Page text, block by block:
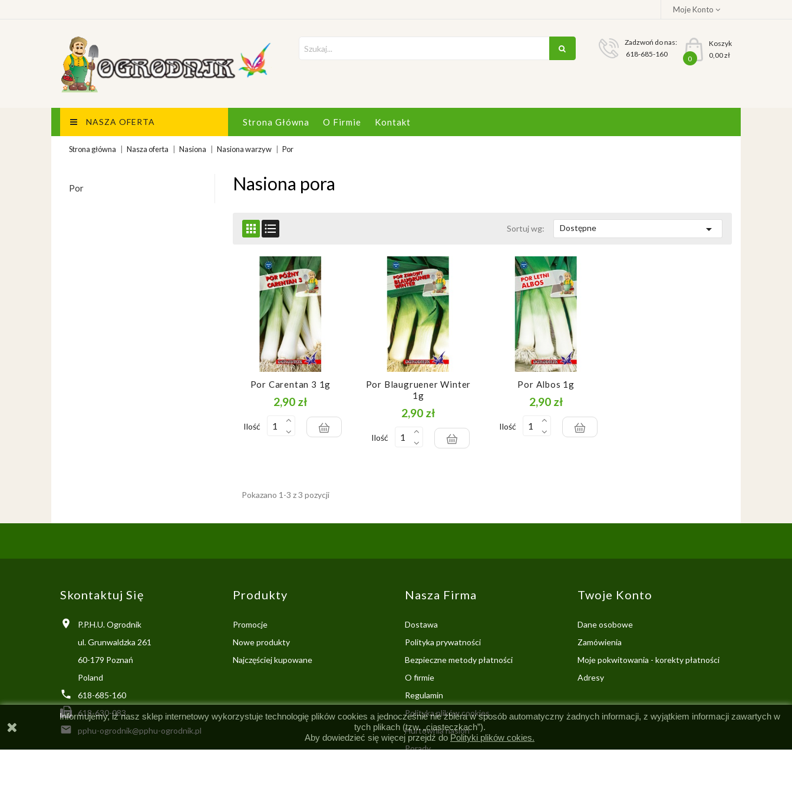
Moje Konto
Zadzwoń do nas:
618-685-160
Koszyk
0
0,00 zł
NASZA OFERTA Strona Główna O Firmie Kontakt
Strona główna Nasza oferta Nasiona Nasiona warzyw Por
Por Nasiona pora
  Sortuj wg: Dostępne 
Por Carentan 3 1g
2,90 złCena
Ilość
Por Blaugruener Winter
1g
2,90 złCena
Ilość
Por Albos 1g
2,90 złCena
Ilość
Pokazano 1-3 z 3 pozycji
Skontaktuj Się

P.P.H.U. Ogrodnik
ul. Grunwaldzka 261
60-179 Poznań
Poland

618-685-160
618-630-083
 pphu-ogrodnik@pphu-ogrodnik.pl
Produkty
Promocje
Nowe produkty
Najczęściej kupowane
Nasza Firma
Dostawa
Polityka prywatności
Bezpieczne metody płatności
O firmie
Regulamin
Polityka plików cookies
Hurtownia nasion
Porady
Twoje Konto
Dane osobowe
Zamówienia
Moje pokwitowania - korekty płatności
Adresy
Informujemy, iż nasz sklep internetowy wykorzystuje technologię plików cookies a jednocześnie nie zbiera w sposób automatyczny żadnych informacji, z wyjątkiem informacji zawartych w
tych plikach (tzw. „ciasteczkach”).
Aby dowiedzieć się więcej przejdź do Polityki plików cokies.